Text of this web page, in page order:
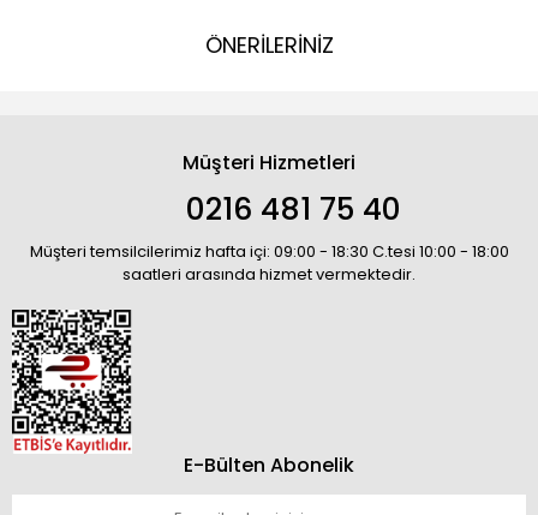
ÖNERİLERİNİZ
Müşteri Hizmetleri
0216 481 75 40
Müşteri temsilcilerimiz hafta içi: 09:00 - 18:30 C.tesi 10:00 - 18:00
saatleri arasında hizmet vermektedir.
E-Bülten Abonelik